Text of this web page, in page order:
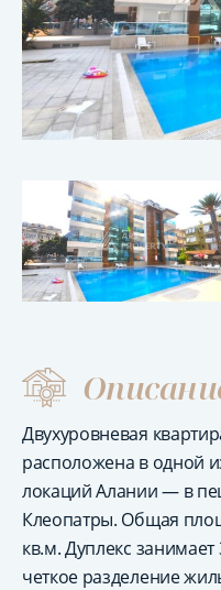
Двухуровневая
расположена в одной
локаций Алании — в
Клеопатры. Общая
кв.м. Дуплекс
четкое разделение